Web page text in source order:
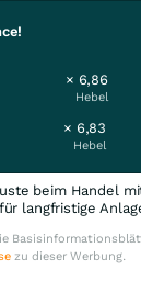
× 6,86
Hebel
× 6,83
Hebel
beim Handel
langfristige
zu dieser Werbung.